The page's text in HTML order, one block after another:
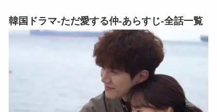
韓国ドラマ-ただ愛する仲-あらすじ-全話一覧